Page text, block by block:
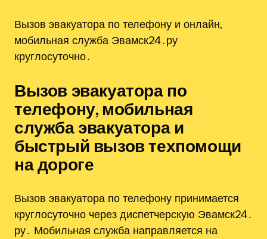
Вызов эвакуатора по телефону и онлайн,
мобильная служба Эвамск24․ру
круглосуточно․
Вызов эвакуатора по
телефону, мобильная
служба эвакуатора и
быстрый вызов техпомощи
на дороге
Вызов эвакуатора по телефону принимается
круглосуточно через диспетчерскую Эвамск24․
ру․ Мобильная служба направляется на